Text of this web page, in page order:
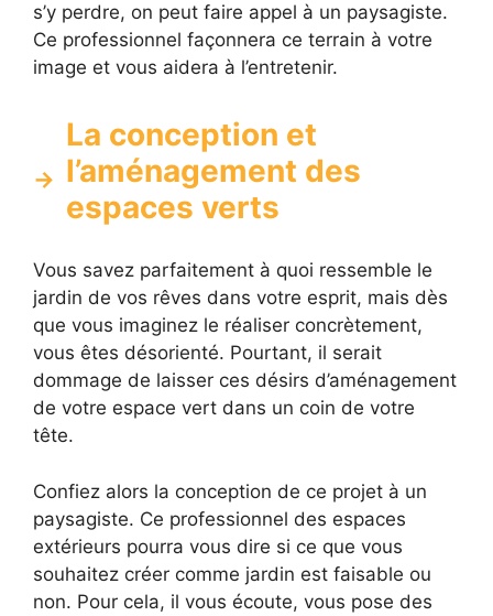
s’y perdre, on peut faire appel à un paysagiste.
Ce professionnel façonnera ce terrain à votre
image et vous aidera à l’entretenir.
La conception et
l’aménagement des
espaces verts
Vous savez parfaitement à quoi ressemble le
jardin de vos rêves dans votre esprit, mais dès
que vous imaginez le réaliser concrètement,
vous êtes désorienté. Pourtant, il serait
dommage de laisser ces désirs d’aménagement
de votre espace vert dans un coin de votre
tête.
Confiez alors la conception de ce projet à un
paysagiste. Ce professionnel des espaces
extérieurs pourra vous dire si ce que vous
souhaitez créer comme jardin est faisable ou
non. Pour cela, il vous écoute, vous pose des